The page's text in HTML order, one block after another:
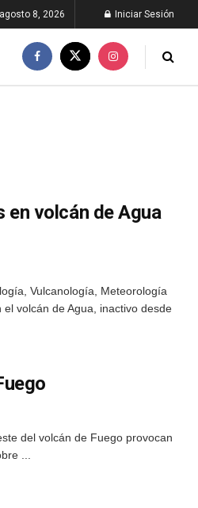
8, 2026 Iniciar Sesión
volcán de Agua
Vulcanología, Meteorología
volcán de Agua, inactivo desde
del volcán de Fuego provocan
...